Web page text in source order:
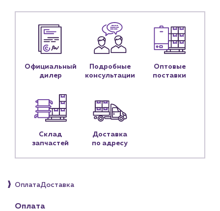
Портфолио
Новости
Личный кабинет
Контактные данные
Официальный
дилер
Подробные
консультации
Оптовые
поставки
Склад
запчастей
Доставка
по адресу
ОплатаДоставка
Оплата